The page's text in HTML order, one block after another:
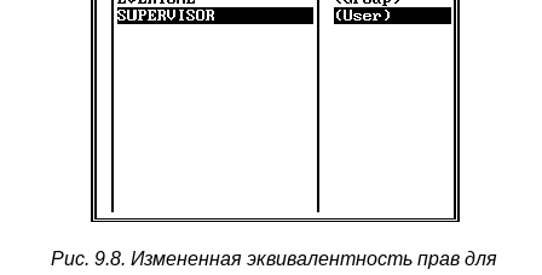
Рис. 9.8. Измененная эквивалентность прав для